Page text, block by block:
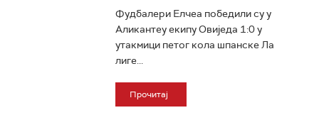
Фудбалери Елчеа победили су у
Аликантеу екипу Овиједа 1:0 у
утакмици петог кола шпанске Ла
лиге...
Прочитај